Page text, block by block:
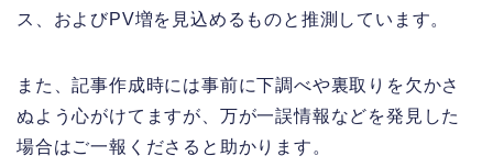
ス、およびPV増を見込めるものと推測しています。
また、記事作成時には事前に下調べや裏取りを欠かさ
ぬよう心がけてますが、万が一誤情報などを発見した
場合はご一報くださると助かります。